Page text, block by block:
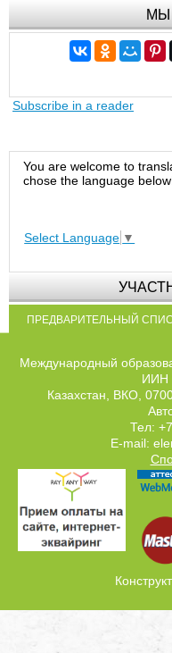
МЫ
Subscribe in a reader
You are welcome to
chose the language
Select Language ▼
ПРЕДВАРИТЕЛЬНЫЙ
Международный
ИИН
Казахстан, ВКО,
Тел:
E-mail: